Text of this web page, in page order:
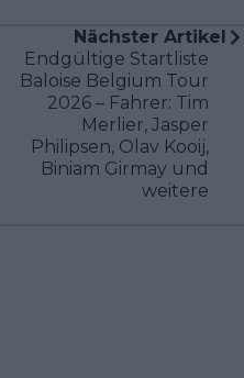
Nächster Artikel
Endgültige Startliste
Baloise Belgium Tour
2026 – Fahrer: Tim
Merlier, Jasper
Philipsen, Olav Kooij,
Biniam Girmay und
weitere